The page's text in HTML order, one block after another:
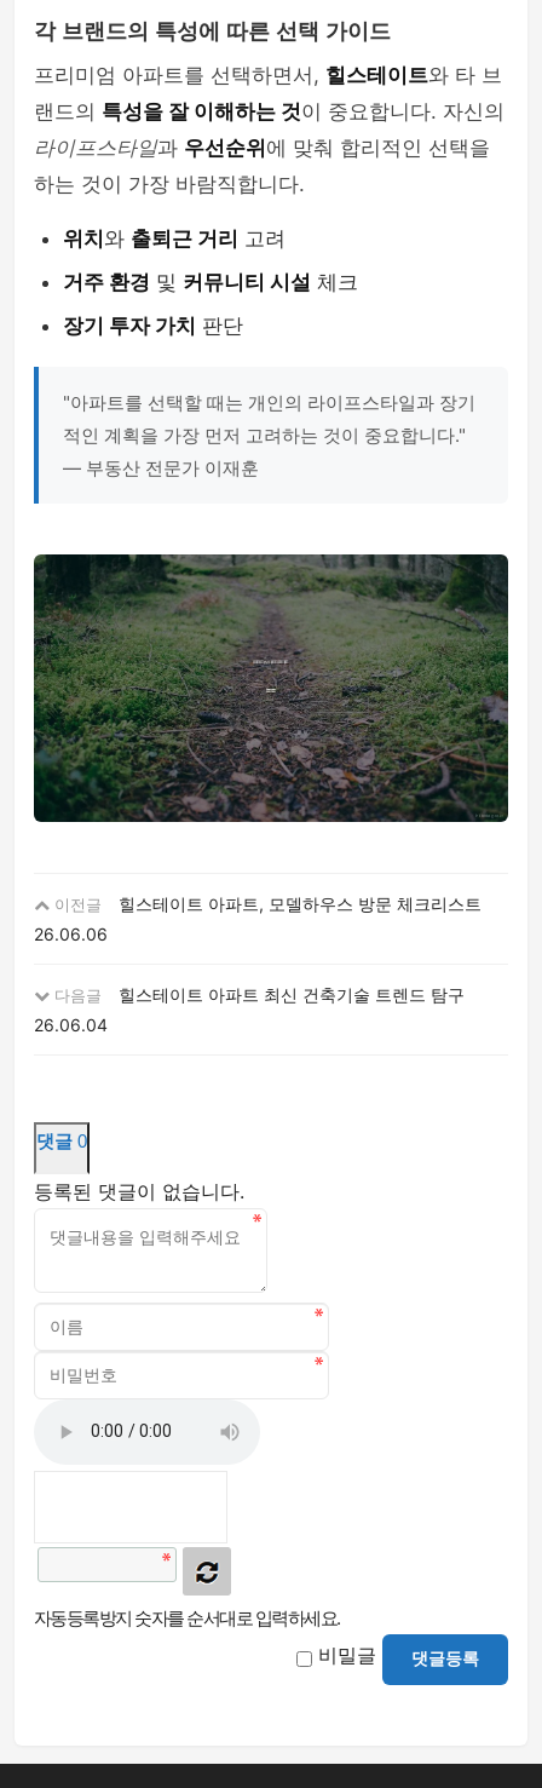
각 브랜드의 특성에 따른 선택 가이드
프리미엄 아파트를 선택하면서, 힐스테이트와 타 브
랜드의 특성을 잘 이해하는 것이 중요합니다. 자신의
라이프스타일과 우선순위 에 맞춰 합리적인 선택을
하는 것이 가장 바람직합니다.
위치 와 출퇴근 거리 고려
거주 환경 및 커뮤니티 시설 체크
장기 투자 가치 판단
"아파트를 선택할 때는 개인의 라이프스타일과 장기
적인 계획을 가장 먼저 고려하는 것이 중요합니다."
— 부동산 전문가 이재훈
이전글
힐스테이트 아파트, 모델하우스 방문 체크리스트
26.06.06
다음글
힐스테이트 아파트 최신 건축기술 트렌드 탐구
26.06.04
댓글 0
등록된 댓글이 없습니다.
자동등록방지 숫자를 순서대로 입력하세요.
비밀글 댓글등록